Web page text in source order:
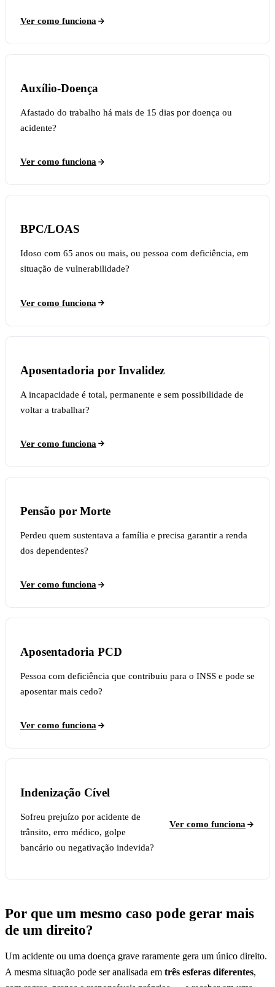
Ver como funciona
Auxílio-Doença
Afastado do trabalho há mais de 15 dias por doença ou
acidente?
Ver como funciona
BPC/LOAS
Idoso com 65 anos ou mais, ou pessoa com deficiência, em
situação de vulnerabilidade?
Ver como funciona
Aposentadoria por Invalidez
A incapacidade é total, permanente e sem possibilidade de
voltar a trabalhar?
Ver como funciona
Pensão por Morte
Perdeu quem sustentava a família e precisa garantir a renda
dos dependentes?
Ver como funciona
Aposentadoria PCD
Pessoa com deficiência que contribuiu para o INSS e pode se
aposentar mais cedo?
Ver como funciona
Indenização Cível
Sofreu prejuízo por acidente de
trânsito, erro médico, golpe
bancário ou negativação indevida?
Ver como funciona
Por que um mesmo caso pode gerar mais
de um direito?
Um acidente ou uma doença grave raramente gera um único direito.
A mesma situação pode ser analisada em três esferas diferentes,